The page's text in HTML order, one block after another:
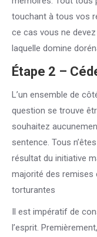
touchant à tous vos
ce cas vous ne
laquelle domine
Étape 2 –
L’un ensemble de
question se trouve
souhaitez
sentence. Tous
résultat du initiative
majorité des remises
torturantes
Il est impératif de
l’esprit.